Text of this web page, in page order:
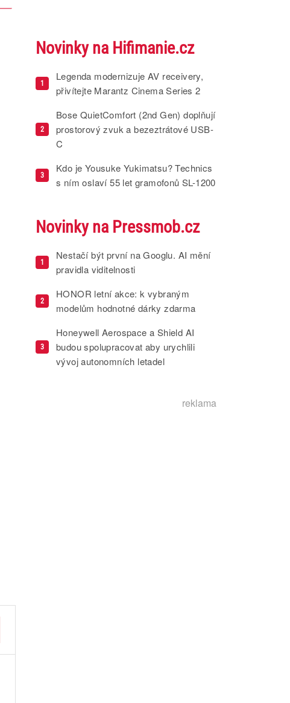
Novinky na Hifimanie.cz
1
Legenda modernizuje AV receivery,
přivítejte Marantz Cinema Series 2
2
Bose QuietComfort (2nd Gen) doplňují
prostorový zvuk a bezeztrátové USB-
C
3
Kdo je Yousuke Yukimatsu? Technics
s ním oslaví 55 let gramofonů SL-1200
Novinky na Pressmob.cz
1
Nestačí být první na Googlu. AI mění
pravidla viditelnosti
2
HONOR letní akce: k vybraným
modelům hodnotné dárky zdarma
3
Honeywell Aerospace a Shield AI
budou spolupracovat aby urychlili
vývoj autonomních letadel
reklama